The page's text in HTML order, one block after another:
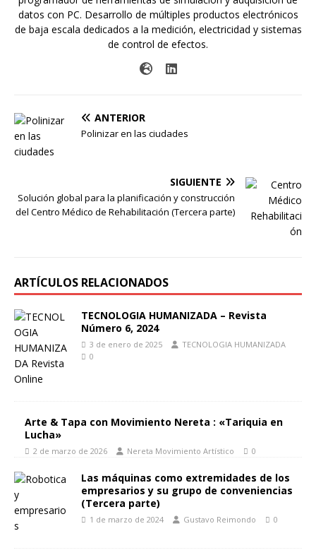
datos con PC. Desarrollo de múltiples productos electrónicos
de baja escala dedicados a la medición, electricidad y sistemas
de control de efectos.
ANTERIOR
Polinizar en las ciudades
SIGUIENTE
Solución global para la planificación y construcción
del Centro Médico de Rehabilitación (Tercera parte)
ARTÍCULOS RELACIONADOS
TECNOLOGIA HUMANIZADA – Revista
Número 6, 2024
3 de enero de 2025
TECNOLOGIA HUMANIZADA
0
Arte & Tapa con Movimiento Nereta : «Tariquia en
Lucha»
2 de marzo de 2026 Nereta Movimiento Artístico 0
Las máquinas como extremidades de los
empresarios y su grupo de conveniencias
(Tercera parte)
1 de marzo de 2024 Gustavo Reimondo 0